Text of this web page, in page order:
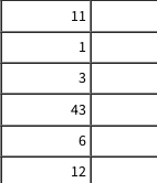
11
1
3
43
6
12